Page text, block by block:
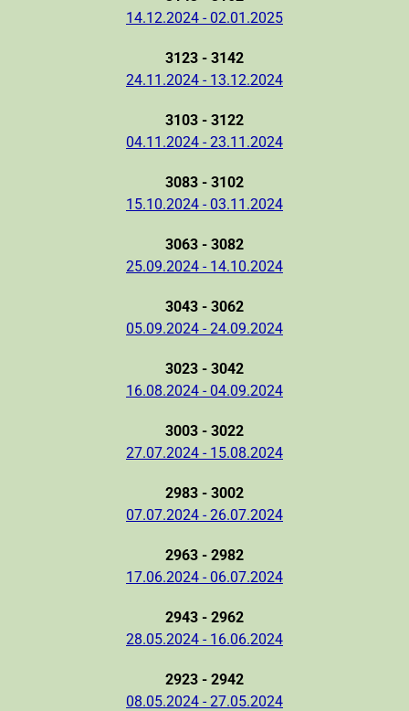
14.12.2024 - 02.01.2025
3123 - 3142
24.11.2024 - 13.12.2024
3103 - 3122
04.11.2024 - 23.11.2024
3083 - 3102
15.10.2024 - 03.11.2024
3063 - 3082
25.09.2024 - 14.10.2024
3043 - 3062
05.09.2024 - 24.09.2024
3023 - 3042
16.08.2024 - 04.09.2024
3003 - 3022
27.07.2024 - 15.08.2024
2983 - 3002
07.07.2024 - 26.07.2024
2963 - 2982
17.06.2024 - 06.07.2024
2943 - 2962
28.05.2024 - 16.06.2024
2923 - 2942
08.05.2024 - 27.05.2024